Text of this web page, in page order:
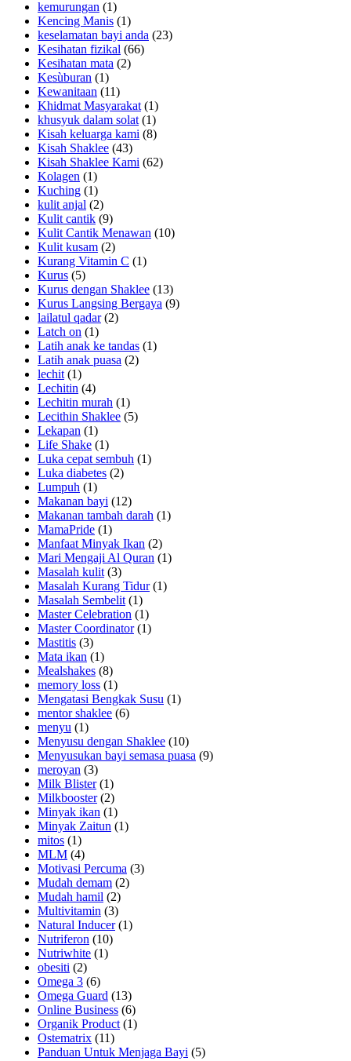
kemurungan (1)
Kencing Manis (1)
keselamatan bayi anda (23)
Kesihatan fizikal (66)
Kesihatan mata (2)
Kesùburan (1)
Kewanitaan (11)
Khidmat Masyarakat (1)
khusyuk dalam solat (1)
Kisah keluarga kami (8)
Kisah Shaklee (43)
Kisah Shaklee Kami (62)
Kolagen (1)
Kuching (1)
kulit anjal (2)
Kulit cantik (9)
Kulit Cantik Menawan (10)
Kulit kusam (2)
Kurang Vitamin C (1)
Kurus (5)
Kurus dengan Shaklee (13)
Kurus Langsing Bergaya (9)
lailatul qadar(2)
Latch on (1)
Latih anak ke tandas (1)
Latih anak puasa (2)
lechit (1)
Lechitin (4)
Lechitin murah (1)
Lecithin Shaklee (5)
Lekapan (1)
Life Shake (1)
Luka cepat sembuh (1)
Luka diabetes (2)
Lumpuh (1)
Makanan bayi (12)
Makanan tambah darah (1)
MamaPride (1)
Manfaat Minyak Ikan (2)
Mari Mengaji Al Quran (1)
Masalah kulit (3)
Masalah Kurang Tidur(1)
Masalah Sembelit (1)
Master Celebration (1)
Master Coordinator(1)
Mastitis (3)
Mata ikan (1)
Mealshakes (8)
memory loss (1)
Mengatasi Bengkak Susu (1)
mentor shaklee (6)
menyu (1)
Menyusu dengan Shaklee (10)
Menyusukan bayi semasa puasa (9)
meroyan (3)
Milk Blister(1)
Milkbooster(2)
Minyak ikan (1)
Minyak Zaitun (1)
mitos (1)
MLM (4)
Motivasi Percuma (3)
Mudah demam (2)
Mudah hamil (2)
Multivitamin (3)
Natural Inducer(1)
Nutriferon (10)
Nutriwhite (1)
obesiti (2)
Omega 3 (6)
Omega Guard (13)
Online Business (6)
Organik Product (1)
Ostematrix (11)
Panduan Untuk Menjaga Bayi (5)